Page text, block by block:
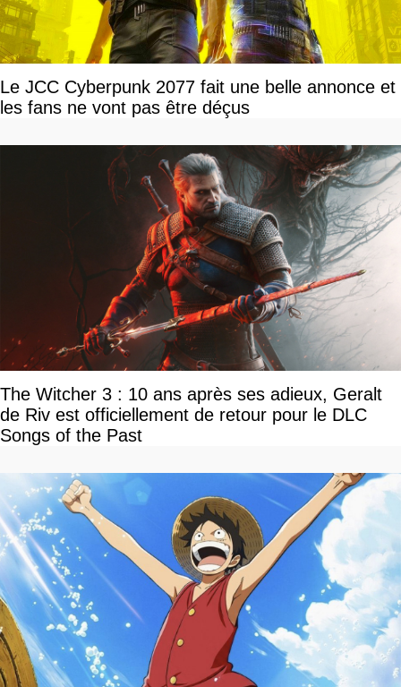
Le JCC Cyberpunk 2077 fait une belle annonce et
les fans ne vont pas être déçus
The Witcher 3 : 10 ans après ses adieux, Geralt
de Riv est officiellement de retour pour le DLC
Songs of the Past